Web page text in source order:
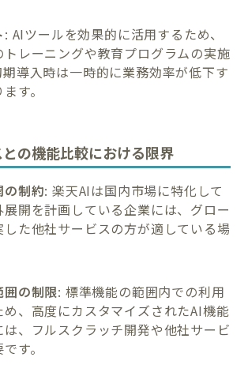
: AIツールを効果的に活用するため、
レーニングや教育プログラムの実施
導入時は一時的に業務効率が低下す
す。
の機能比較における限界
の制約: 楽天AIは国内市場に特化して
開を計画している企業には、グロー
た他社サービスの方が適している場
の制限: 標準機能の範囲内での利用
、高度にカスタマイズされたAI機能
、フルスクラッチ開発や他社サービ
す。